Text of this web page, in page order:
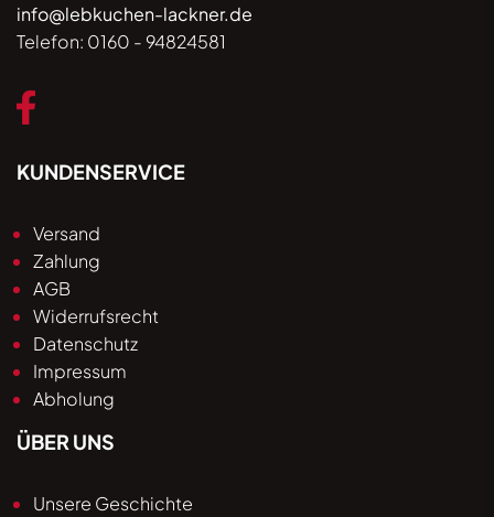
info@lebkuchen-lackner.de
Telefon: 0160 - 94824581
KUNDENSERVICE
Versand
Zahlung
AGB
Widerrufsrecht
Datenschutz
Impressum
Abholung
ÜBER UNS
Unsere Geschichte